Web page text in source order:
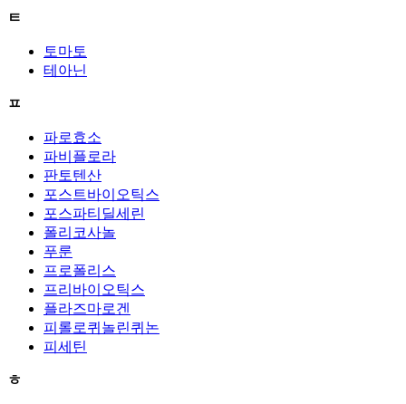
ㅌ
토마토
테아닌
ㅍ
파로효소
파비플로라
판토텐산
포스트바이오틱스
포스파티딜세린
폴리코사놀
푸룬
프로폴리스
프리바이오틱스
플라즈마로겐
피롤로퀴놀린퀴논
피세틴
ㅎ